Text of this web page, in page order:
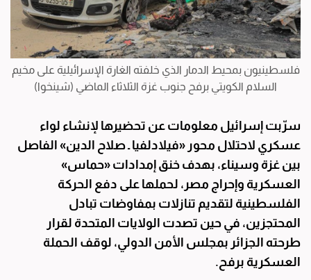
فلسطينيون بمحيط الدمار الذي خلفته الغارة الإسرائيلية على مخيم
السلام الكويتي برفح جنوب غزة الثلاثاء الماضي (شينخوا)
سرّبت إسرائيل معلومات عن تحضيرها لإنشاء لواء
عسكري لاحتلال محور «فيلادلفيا ـ صلاح الدين» الفاصل
بين غزة وسيناء، بهدف خنق إمدادات «حماس»
العسكرية وإحراج مصر، لحملها على دفع الحركة
الفلسطينية لتقديم تنازلات بمفاوضات تبادل
المحتجزين، في حين تصدت الولايات المتحدة لقرار
طرحته الجزائر بمجلس الأمن الدولي، لوقف الحملة
العسكرية برفح.